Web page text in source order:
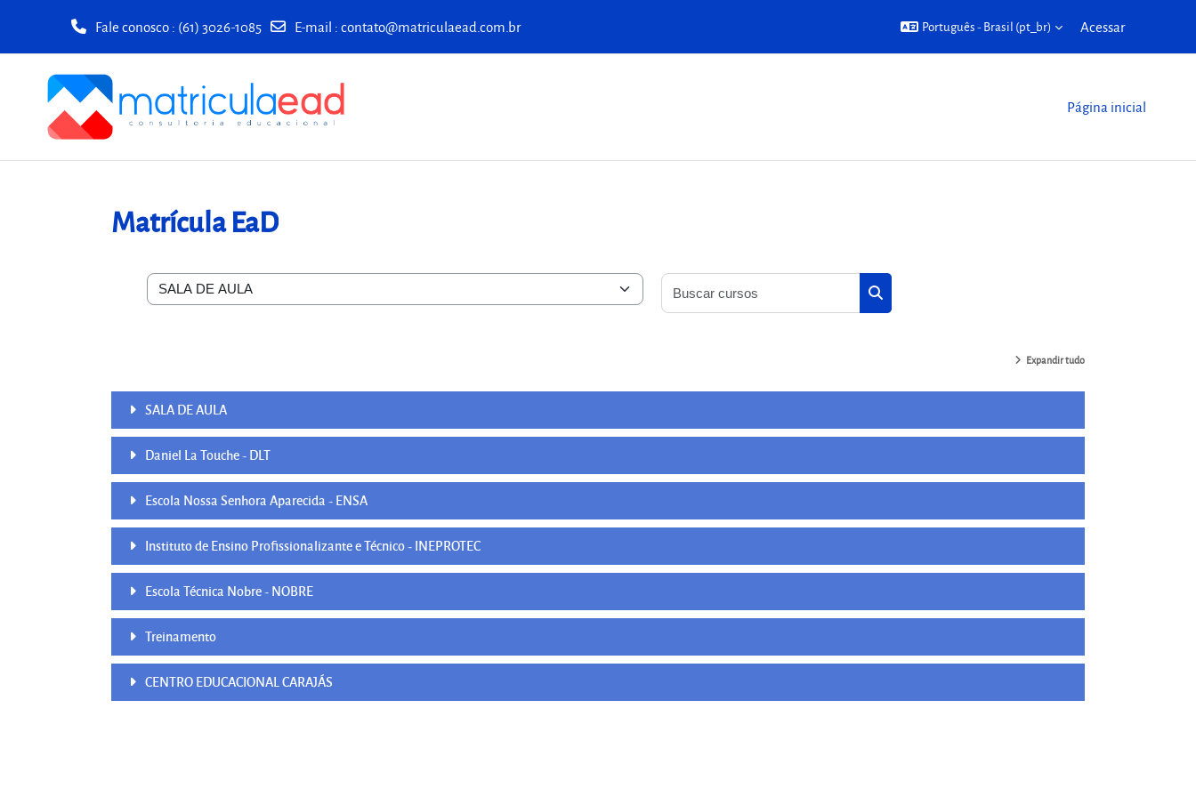
Fale conosco : (61) 3026-1085 E-mail :contato@matriculaead.com.br Português - Brasil ‎(pt_br)‎ Acessar
Página inicial
Matrícula EaD
Categorias de Cursos
Buscar cursos
Expandir tudo
SALA DE AULA
Daniel La Touche - DLT
Escola Nossa Senhora Aparecida - ENSA
Instituto de Ensino Profissionalizante e Técnico - INEPROTEC
Escola Técnica Nobre - NOBRE
Treinamento
CENTRO EDUCACIONAL CARAJÁS